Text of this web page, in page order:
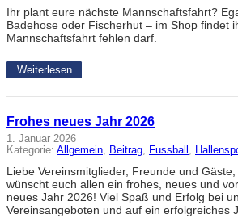
Ihr plant eure nächste Mannschaftsfahrt?
Badehose oder Fischerhut – im Shop findet
Mannschaftsfahrt fehlen darf.
Weiterlesen
Frohes neues Jahr 2026
1. Januar 2026
Kategorie: Allgemein, Beitrag, Fussball ,
Liebe Vereinsmitglieder, Freunde und
wünscht euch allen ein frohes, neues und
neues Jahr 2026! Viel Spaß und Erfolg bei
Vereinsangeboten und auf ein erfolgreiches